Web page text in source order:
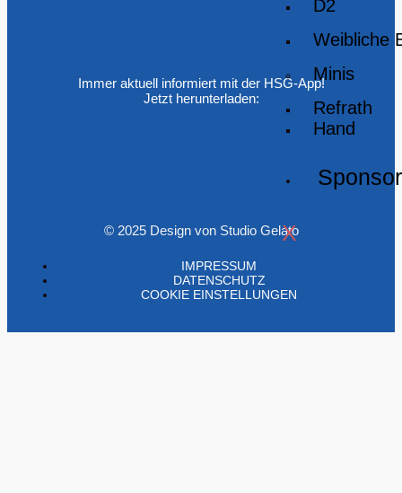
D2
Weibliche
Minis
Refrath
Hand
X
Immer aktuell informiert mit der HSG-App!
Jetzt herunterladen:
© 2025 Design von Studio Gelato
IMPRESSUM
DATENSCHUTZ
COOKIE EINSTELLUNGEN